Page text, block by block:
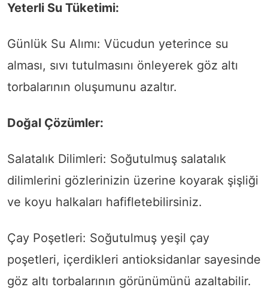
Yeterli Su Tüketimi:
Günlük Su Alımı: Vücudun yeterince su
alması, sıvı tutulmasını önleyerek göz altı
torbalarının oluşumunu azaltır.
Doğal Çözümler:
Salatalık Dilimleri: Soğutulmuş salatalık
dilimlerini gözlerinizin üzerine koyarak şişliği
ve koyu halkaları hafifletebilirsiniz.
Çay Poşetleri: Soğutulmuş yeşil çay
poşetleri, içerdikleri antioksidanlar sayesinde
göz altı torbalarının görünümünü azaltabilir.